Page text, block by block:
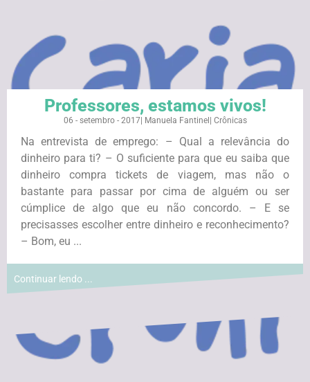
Professores, estamos vivos!
06 - setembro - 2017| Manuela Fantinel Crônicas
Na entrevista de emprego: – Qual a relevância do
dinheiro para ti? – O suficiente para que eu saiba que
dinheiro compra tickets de viagem, mas não o
bastante para passar por cima de alguém ou ser
cúmplice de algo que eu não concordo. – E se
precisasses escolher entre dinheiro e reconhecimento?
– Bom, eu ...
Continuar lendo ...